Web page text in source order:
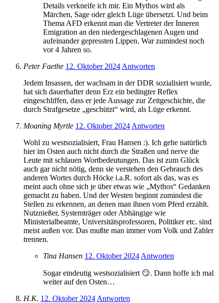
Details verkneife ich mir. Ein Mythos wird als
Märchen, Sage oder gleich Lüge übersetzt. Und beim
Thema AFD erkennt man die Vertreter der Inneren
Emigration an den niedergeschlagenen Augen und
aufeinander gepressten Lippen. War zumindest noch
vor 4 Jahren so.
Peter Faethe 12. Oktober 2024 Antworten
Jedem Insassen, der wachsam in der DDR sozialisiert wurde,
hat sich dauerhafter denn Erz ein bedingter Reflex
eingeschliffen, dass er jede Aussage zur Zeitgeschichte, die
durch Strafgesetze „geschützt“ wird, als Lüge erkennt.
Moaning Myrtle 12. Oktober 2024 Antworten
Wohl zu westsozialisiert, Frau Hansen :). Ich gehe natürlich
hier im Osten auch nicht durch die Straßen und nerve die
Leute mit schlauen Wortbedeutungen. Das ist zum Glück
auch gar nicht nötig, denn sie verstehen den Gebrauch des
anderen Wortes durch Höcke i.a.R. sofort als das, was es
meint auch ohne sich je über etwas wie „Mythos“ Gedanken
gemacht zu haben. Und der Westen beginnt zumindest die
Stellen zu erkennen, an denen man ihnen vom Pferd erzählt.
Nutznießer, Systemträger oder Abhängige wie
Ministerialbeamte, Universitätsprofessoren, Politiker etc. sind
meist außen vor. Das mußte man immer vom Volk und Zahler
trennen.
Tina Hansen 12. Oktober 2024 Antworten
Sogar eindeutig westsozialisiert 😏. Dann hoffe ich mal
weiter auf den Osten…
H.K. 12. Oktober 2024 Antworten